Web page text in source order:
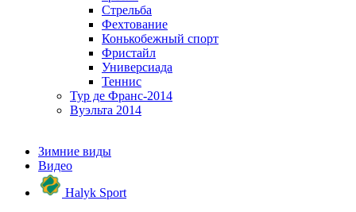
Стрельба
Фехтование
Конькобежный спорт
Фристайл
Универсиада
Теннис
Тур де Франс-2014
Вуэльта 2014
Зимние виды
Видео
Halyk Sport